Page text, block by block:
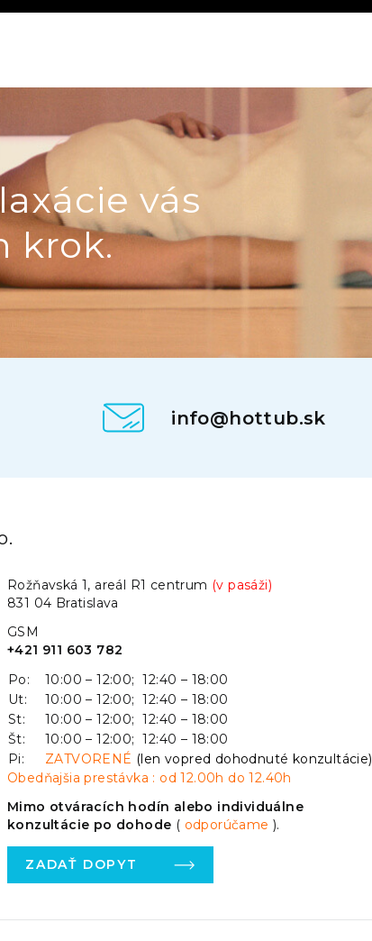
vás
krok.
info@hottub.sk
Rožňavská 1, areál R1 centrum (v pasáži)
831 04 Bratislava
GSM
+421 911 603 782
Po:
10:00 – 12:00; 12:40 – 18:00
Ut:
10:00 – 12:00; 12:40 – 18:00
St:
10:00 – 12:00; 12:40 – 18:00
Št:
10:00 – 12:00; 12:40 – 18:00
Pi:
ZATVORENÉ (len vopred dohodnuté konzultácie)
Obedňajšia prestávka : od 12.00h do 12.40h
Mimo otváracích hodín alebo individuálne
konzultácie po dohode ( odporúčame).
ZADAŤ DOPYT